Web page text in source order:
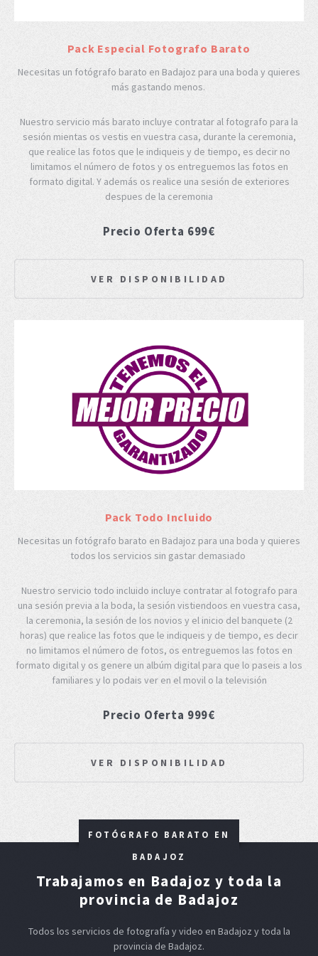
Pack Especial Fotografo Barato
Necesitas un fotógrafo barato en Badajoz para una boda y quieres
más gastando menos.
Nuestro servicio más barato incluye contratar al fotografo para la
sesión mientas os vestis en vuestra casa, durante la ceremonia,
que realice las fotos que le indiqueis y de tiempo, es decir no
limitamos el número de fotos y os entreguemos las fotos en
formato digital. Y además os realice una sesión de exteriores
despues de la ceremonia
Precio Oferta 699€
VER DISPONIBILIDAD
Pack Todo Incluido
Necesitas un fotógrafo barato en Badajoz para una boda y quieres
todos los servicios sin gastar demasiado
Nuestro servicio todo incluido incluye contratar al fotografo para
una sesión previa a la boda, la sesión vistiendoos en vuestra casa,
la ceremonia, la sesión de los novios y el inicio del banquete (2
horas) que realice las fotos que le indiqueis y de tiempo, es decir
no limitamos el número de fotos, os entreguemos las fotos en
formato digital y os genere un albúm digital para que lo paseis a los
familiares y lo podais ver en el movil o la televisión
Precio Oferta 999€
VER DISPONIBILIDAD
FOTÓGRAFO BARATO EN
BADAJOZ
Trabajamos en Badajoz y toda la
provincia de Badajoz
Todos los servicios de fotografía y video en Badajoz y toda la
provincia de Badajoz.